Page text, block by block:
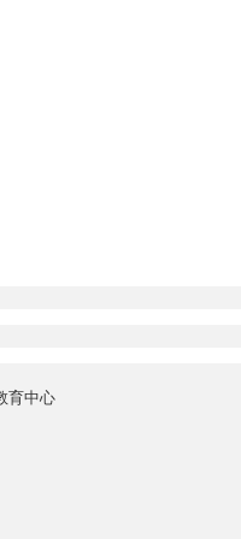
育中心